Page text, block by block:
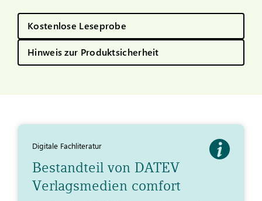
Kostenlose Leseprobe
Hinweis zur Produktsicherheit
Digitale Fachliteratur
Bestandteil von DATEV
Verlagsmedien comfort